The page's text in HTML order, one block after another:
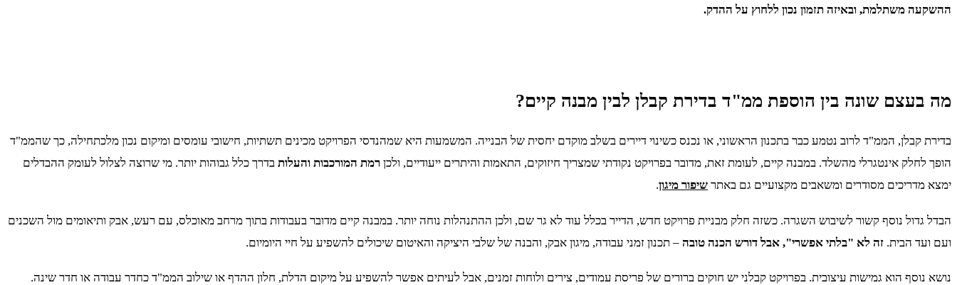
ההשקעה משתלמת, ובאיזה תזמון נכון ללחוץ על ההדק.
מה בעצם שונה בין הוספת ממ"ד בדירת קבלן לבין מבנה קיים?
בדירת קבלן, הממ"ד לרוב נטמע כבר בתכנון הראשוני, או נכנס כשינוי דיירים בשלב מוקדם יחסית של הבנייה. המשמעות היא שמהנדסי הפרויקט מכינים תשתיות, חישובי עומסים ומיקום נכון מלכתחילה, כך שהממ"ד
הופך לחלק אינטגרלי מהשלד. במבנה קיים, לעומת זאת, מדובר בפרויקט נקודתי שמצריך חיזוקים, התאמות והיתרים ייעודיים, ולכן רמת המורכבות והעלות בדרך כלל גבוהות יותר. מי שרוצה לצלול לעומק ההבדלים
ימצא מדריכים מסודרים ומשאבים מקצועיים גם באתר שיפור מיגון.
הבדל גדול נוסף קשור לשיבוש השגרה. כשזה חלק מבניית פרויקט חדש, הדייר בכלל עוד לא גר שם, ולכן ההתנהלות נוחה יותר. במבנה קיים מדובר בעבודות בתוך מרחב מאוכלס, עם רעש, אבק ותיאומים מול השכנים
ועם ועד הבית. זה לא "בלתי אפשרי", אבל דורש הכנה טובה – תכנון זמני עבודה, מיגון אבק, והבנה של שלבי היציקה והאיטום שיכולים להשפיע על חיי היומיום.
נושא נוסף הוא גמישות עיצובית. בפרויקט קבלני יש חוקים ברורים של פריסת עמודים, צירים ולוחות זמנים, אבל לעיתים אפשר להשפיע על מיקום הדלת, חלון ההדף או שילוב הממ"ד כחדר עבודה או חדר שינה.